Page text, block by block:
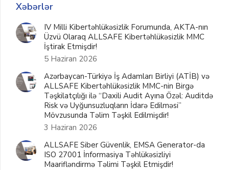
Xəbərlər
IV Milli Kibertəhlükəsizlik Forumunda, AKTA-nın
Üzvü Olaraq ALLSAFE Kibertəhlükəsizlik MMC
İştirak Etmişdir!
5 Haziran 2026
Azərbaycan-Türkiyə İş Adamları Birliyi (ATİB) və
ALLSAFE Kibertəhlükəsizlik MMC-nin Birgə
Təşkilatçılığı ilə “Daxili Audit Ayına Özəl: Auditdə
Risk və Uyğunsuzluqların İdarə Edilməsi”
Mövzusunda Təlim Təşkil Edilmişdir!
3 Haziran 2026
ALLSAFE Siber Güvenlik, EMSA Generator-da
ISO 27001 İnformasiya Təhlükəsizliyi
Maarifləndirmə Təlimi Təşkil Etmişdir!